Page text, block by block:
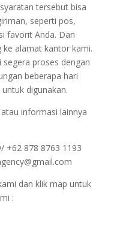
tersebut bisa
seperti pos,
favorit Anda. Dan
ke alamat kantor kami.
proses dengan
beberapa hari
digunakan.
informasi lainnya
+62 878 8763 1193
dan klik map untuk
: